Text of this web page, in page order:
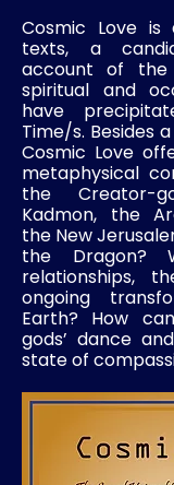
Cosmic Love
texts, a
account of the
spiritual and
have
Time/s. Besides
Cosmic Love
metaphysical
the Creator-
Kadmon, the
the New
the Dragon?
relationships,
ongoing
Earth? How
gods’ dance
state of